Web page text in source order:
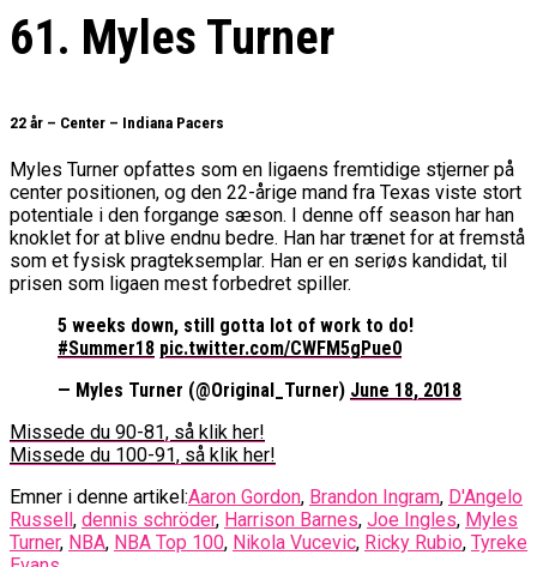
61. Myles Turner
22 år – Center – Indiana Pacers
Myles Turner opfattes som en ligaens fremtidige stjerner på
center positionen, og den 22-årige mand fra Texas viste stort
potentiale i den forgange sæson. I denne off season har han
knoklet for at blive endnu bedre. Han har trænet for at fremstå
som et fysisk pragteksemplar. Han er en seriøs kandidat, til
prisen som ligaen mest forbedret spiller.
5 weeks down, still gotta lot of work to do!
#Summer18 pic.twitter.com/CWFM5gPue0
— Myles Turner (@Original_Turner) June 18, 2018
Missede du 90-81, så klik her!
Missede du 100-91, så klik her!
Emner i denne artikel:Aaron Gordon, Brandon Ingram, D'Angelo
Russell , dennis schröder, Harrison Barnes, Joe Ingles, Myles
Turner, NBA, NBA Top 100, Nikola Vucevic, Ricky Rubio, Tyreke